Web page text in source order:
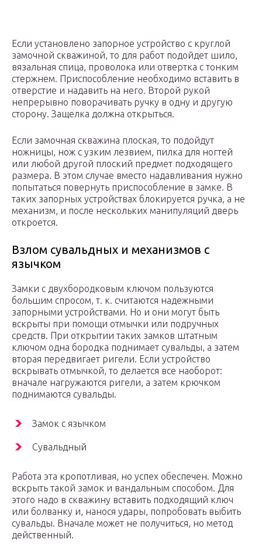
Если установлено запорное устройство с круглой
замочной скважиной, то для работ подойдет шило,
вязальная спица, проволока или отвертка с тонким
стержнем. Приспособление необходимо вставить в
отверстие и надавить на него. Второй рукой
непрерывно поворачивать ручку в одну и другую
сторону. Защелка должна открыться.
Если замочная скважина плоская, то подойдут
ножницы, нож с узким лезвием, пилка для ногтей
или любой другой плоский предмет подходящего
размера. В этом случае вместо надавливания нужно
попытаться повернуть приспособление в замке. В
таких запорных устройствах блокируется ручка, а не
механизм, и после нескольких манипуляций дверь
откроется.
Взлом сувальдных и механизмов с
язычком
Замки с двухбородковым ключом пользуются
большим спросом, т. к. считаются надежными
запорными устройствами. Но и они могут быть
вскрыты при помощи отмычки или подручных
средств. При открытии таких замков штатным
ключом одна бородка поднимает сувальды, а затем
вторая передвигает ригели. Если устройство
вскрывать отмычкой, то делается все наоборот:
вначале нагружаются ригели, а затем крючком
поднимаются сувальды.
Замок с язычком
Сувальдный
Работа эта кропотливая, но успех обеспечен. Можно
вскрыть такой замок и вандальным способом. Для
этого надо в скважину вставить подходящий ключ
или болванку и, нанося удары, попробовать выбить
сувальды. Вначале может не получиться, но метод
действенный.